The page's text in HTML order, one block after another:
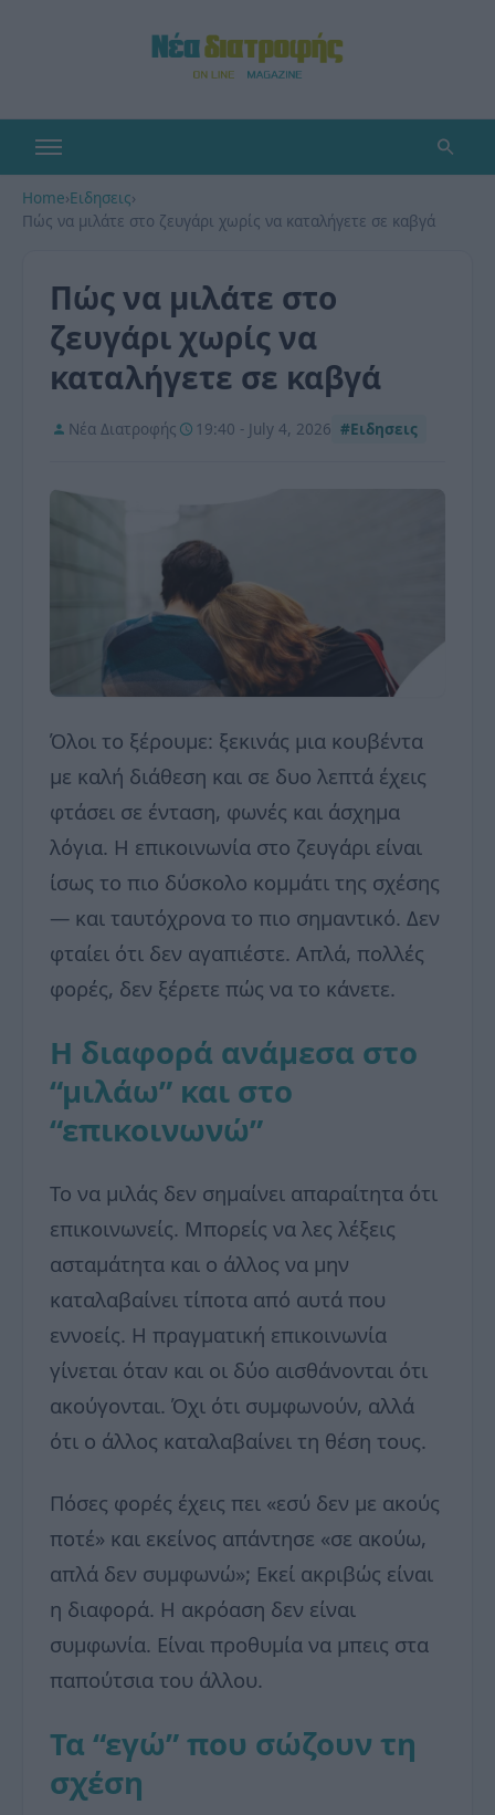
Home›Ειδησεις›
Πώς να μιλάτε στο ζευγάρι χωρίς να καταλήγετε σε καβγά
Πώς να μιλάτε στο
ζευγάρι χωρίς να
καταλήγετε σε καβγά
Νέα Διατροφής 19:40 - July 4, 2026 #Ειδησεις
Όλοι το ξέρουμε: ξεκινάς μια κουβέντα
με καλή διάθεση και σε δυο λεπτά έχεις
φτάσει σε ένταση, φωνές και άσχημα
λόγια. Η επικοινωνία στο ζευγάρι είναι
ίσως το πιο δύσκολο κομμάτι της σχέσης
— και ταυτόχρονα το πιο σημαντικό. Δεν
φταίει ότι δεν αγαπιέστε. Απλά, πολλές
φορές, δεν ξέρετε πώς να το κάνετε.
Η διαφορά ανάμεσα στο
“μιλάω” και στο
“επικοινωνώ”
Το να μιλάς δεν σημαίνει απαραίτητα ότι
επικοινωνείς. Μπορείς να λες λέξεις
ασταμάτητα και ο άλλος να μην
καταλαβαίνει τίποτα από αυτά που
εννοείς. Η πραγματική επικοινωνία
γίνεται όταν και οι δύο αισθάνονται ότι
ακούγονται. Όχι ότι συμφωνούν, αλλά
ότι ο άλλος καταλαβαίνει τη θέση τους.
Πόσες φορές έχεις πει «εσύ δεν με ακούς
ποτέ» και εκείνος απάντησε «σε ακούω,
απλά δεν συμφωνώ»; Εκεί ακριβώς είναι
η διαφορά. Η ακρόαση δεν είναι
συμφωνία. Είναι προθυμία να μπεις στα
παπούτσια του άλλου.
Τα “εγώ” που σώζουν τη
σχέση